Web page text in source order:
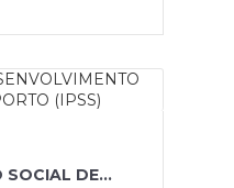
SOCIAL DE